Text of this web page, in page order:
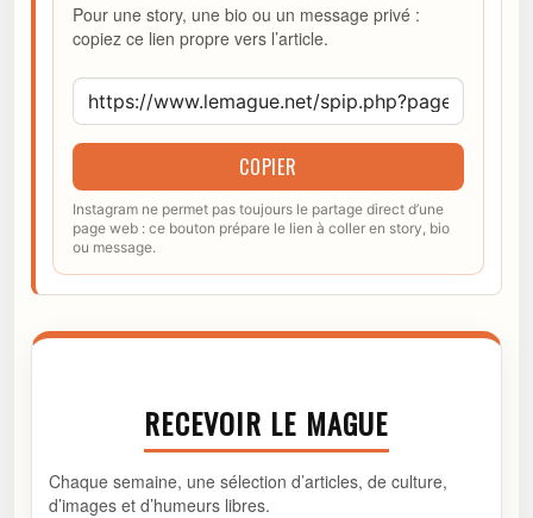
Pour une story, une bio ou un message privé :
copiez ce lien propre vers l’article.
COPIER
Instagram ne permet pas toujours le partage direct d’une
page web : ce bouton prépare le lien à coller en story, bio
ou message.
RECEVOIR LE MAGUE
Chaque semaine, une sélection d’articles, de culture,
d’images et d’humeurs libres.